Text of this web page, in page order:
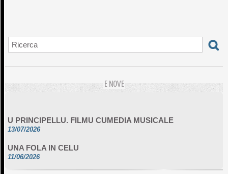
E NOVE
13/07/2026
11/06/2026
DA SCIMULÌ